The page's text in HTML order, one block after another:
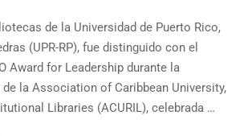
de la Universidad de Puerto Rico,
(UPR-RP), fue distinguido con el
Award for Leadership durante la
la Association of Caribbean University,
Libraries (ACURIL), celebrada …